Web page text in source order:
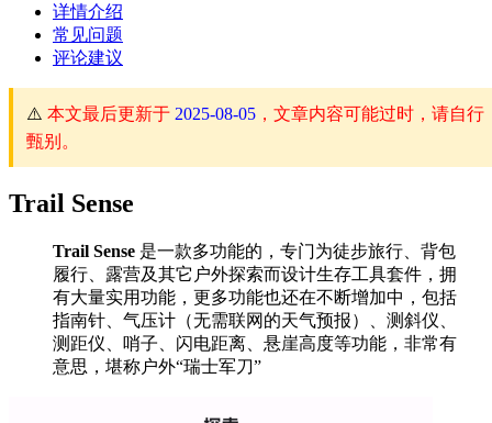
详情介绍
常见问题
评论建议
⚠️ 本文最后更新于 2025-08-05 ，文章内容可能过时，请自行
甄别。
Trail Sense
Trail Sense 是一款多功能的，专门为徒步旅行、背包
履行、露营及其它户外探索而设计生存工具套件，拥
有大量实用功能，更多功能也还在不断增加中，包括
指南针、气压计（无需联网的天气预报）、测斜仪、
测距仪、哨子、闪电距离、悬崖高度等功能，非常有
意思，堪称户外“瑞士军刀”